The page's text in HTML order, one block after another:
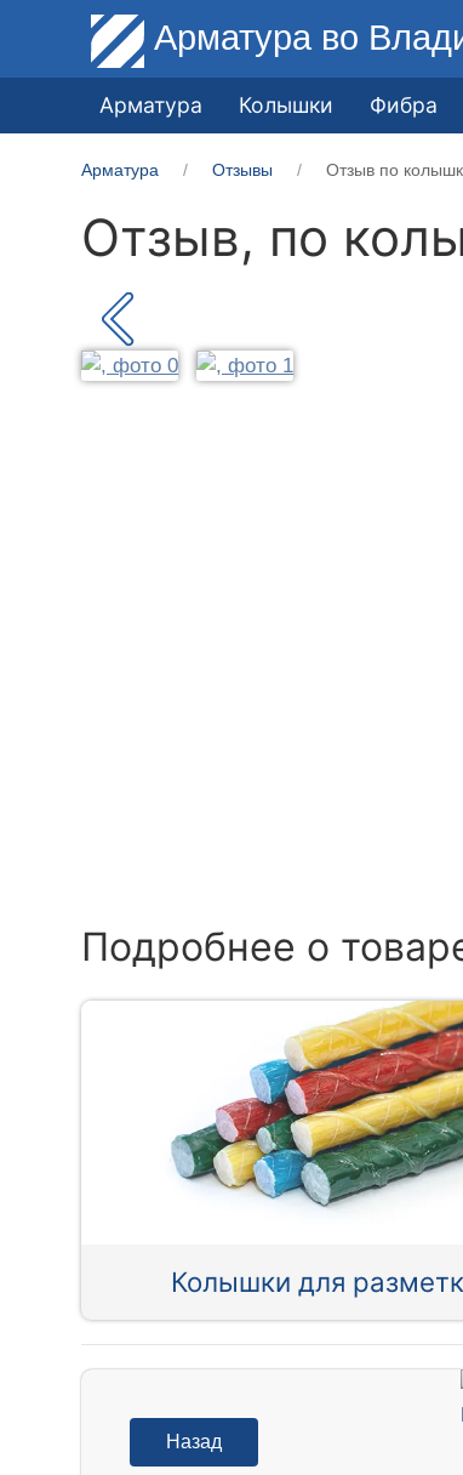
Арматура во
Арматура Колышки Фибра
Арматура Отзывы Отзыв по
Отзыв, по
Подробнее о
Колышки для
Назад